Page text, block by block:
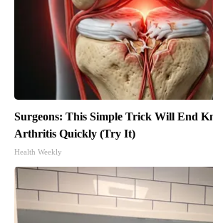
Surgeons: This Simple Trick Will End
Arthritis Quickly (Try It)
Health Weekly